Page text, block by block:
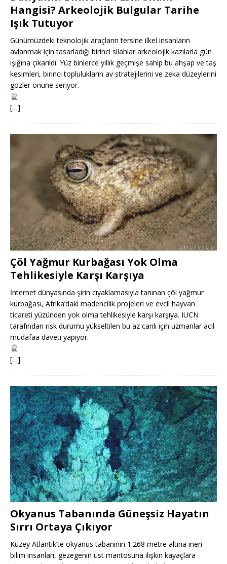
Hangisi? Arkeolojik Bulgular Tarihe
Işık Tutuyor
Günümüzdeki teknolojik araçların tersine ilkel insanların
avlanmak için tasarladığı birinci silahlar arkeolojik kazılarla gün
ışığına çıkarıldı. Yüz binlerce yıllık geçmişe sahip bu ahşap ve taş
kesimleri, birinci toplulukların av stratejilerini ve zeka düzeylerini
gözler önüne seriyor.
[…]
Çöl Yağmur Kurbağası Yok Olma
Tehlikesiyle Karşı Karşıya
İnternet dünyasında şirin cıyaklamasıyla tanınan çöl yağmur
kurbağası, Afrika’daki madencilik projeleri ve evcil hayvan
ticareti yüzünden yok olma tehlikesiyle karşı karşıya. IUCN
tarafından risk durumu yükseltilen bu az canlı için uzmanlar acil
müdafaa daveti yapıyor.
[…]
Okyanus Tabanında Güneşsiz Hayatın
Sırrı Ortaya Çıkıyor
Kuzey Atlantik’te okyanus tabanının 1.268 metre altına inen
bilim insanları, gezegenin üst mantosuna ilişkin kayaçlara